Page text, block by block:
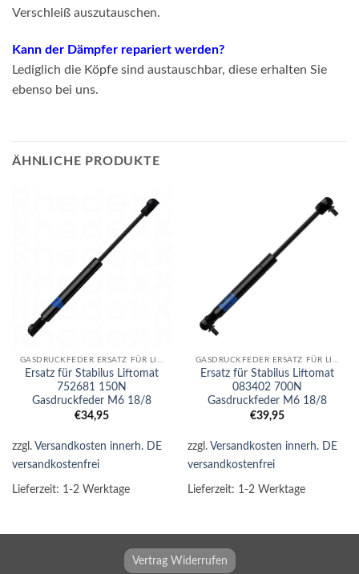
Verschleiß auszutauschen.
Kann der Dämpfer repariert werden?
Lediglich die Köpfe sind austauschbar, diese erhalten Sie
ebenso bei uns.
ÄHNLICHE PRODUKTE
GASDRUCKFEDER ERSATZ FÜR LIFTOMAT
Ersatz für Stabilus Liftomat
752681 150N
Gasdruckfeder M6 18/8
€34,95
zzgl. Versandkosten innerh. DE
versandkostenfrei
Lieferzeit: 1-2 Werktage
GASDRUCKFEDER ERSATZ FÜR LIFTOMAT
Ersatz für Stabilus Liftomat
083402 700N
Gasdruckfeder M6 18/8
€39,95
zzgl. Versandkosten innerh. DE
versandkostenfrei
Lieferzeit: 1-2 Werktage
Vertrag Widerrufen